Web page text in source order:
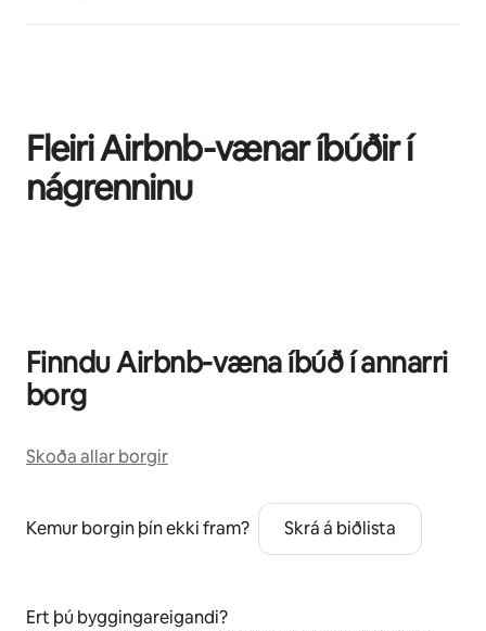
Fleiri Airbnb-vænar íbúðir í
nágrenninu
Finndu Airbnb-væna íbúð í annarri
borg
Skoða allar borgir
Kemur borgin þín ekki fram? Skrá á biðlista
Ert þú byggingareigandi?